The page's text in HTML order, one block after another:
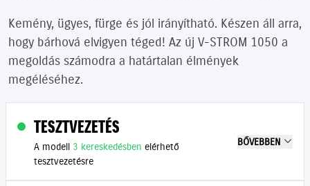
Kemény, ügyes, fürge és jól irányítható. Készen áll arra,
hogy bárhová elvigyen téged! Az új V-STROM 1050 a
megoldás számodra a határtalan élmények
megéléséhez.
TESZTVEZETÉS
A modell 3 kereskedésben elérhető
tesztvezetésre
BŐVEBBEN